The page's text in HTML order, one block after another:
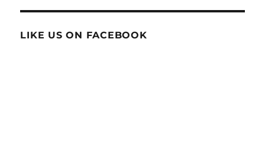
LIKE US ON FACEBOOK